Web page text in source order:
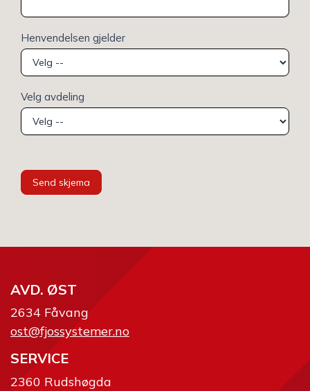
Henvendelsen gjelder
Velg avdeling
Send skjema
AVD. ØST
2634 Fåvang
ost@fjossystemer.no
SERVICE
2360 Rudshøgda